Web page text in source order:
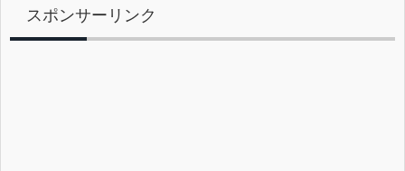
スポンサーリンク